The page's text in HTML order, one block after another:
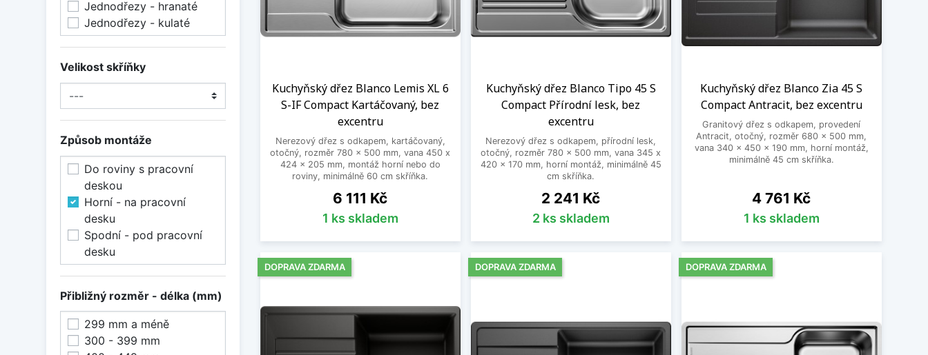
Jednodřezy - hranaté
Jednodřezy - kulaté
Velikost skříňky
Způsob montáže
Do roviny s pracovní
deskou
Horní - na pracovní
desku
Spodní - pod pracovní
desku
Přibližný rozměr - délka (mm)
299 mm a méně
300 - 399 mm
Kuchyňský dřez Blanco Lemis XL 6
S-IF Compact Kartáčovaný, bez
excentru
Nerezový dřez s odkapem, kartáčovaný,
otočný, rozměr 780 x 500 mm, vana 450 x
424 x 205 mm, montáž horní nebo do
roviny, minimálně 60 cm skříňka.
Cena
6 111 Kč
1 ks skladem
Kuchyňský dřez Blanco Tipo 45 S
Compact Přírodní lesk, bez
excentru
Nerezový dřez s odkapem, přírodní lesk,
otočný, rozměr 780 x 500 mm, vana 345 x
420 x 170 mm, horní montáž, minimálně 45
cm skříňka.
Cena
2 241 Kč
2 ks skladem
Kuchyňský dřez Blanco Zia 45 S
Compact Antracit, bez excentru
Granitový dřez s odkapem, provedení
Antracit, otočný, rozměr 680 x 500 mm,
vana 340 x 450 x 190 mm, horní montáž,
minimálně 45 cm skříňka.
Cena
4 761 Kč
1 ks skladem
DOPRAVA ZDARMA DOPRAVA ZDARMA DOPRAVA ZDARMA